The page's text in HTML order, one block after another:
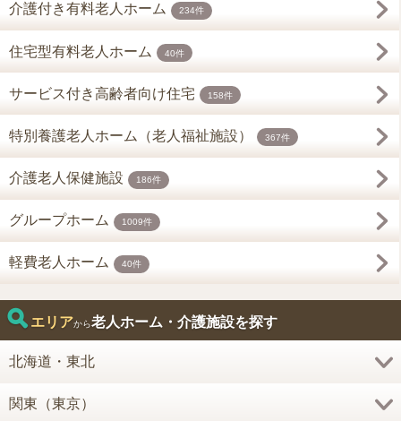
介護付き有料老人ホーム 234件
住宅型有料老人ホーム 40件
サービス付き高齢者向け住宅 158件
特別養護老人ホーム（老人福祉施設） 367件
介護老人保健施設 186件
グループホーム 1009件
軽費老人ホーム 40件
エリアから老人ホーム・介護施設を探す
北海道・東北
関東（東京）